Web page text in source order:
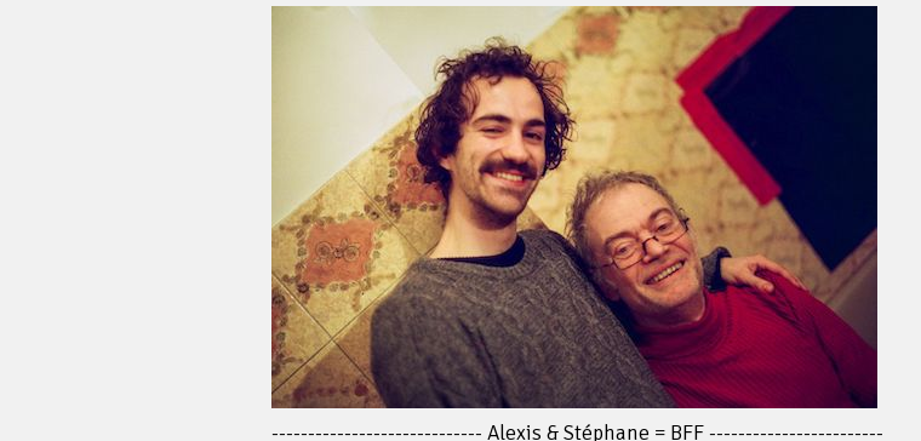
----------------------------- Alexis & Stéphane = BFF ------------------------